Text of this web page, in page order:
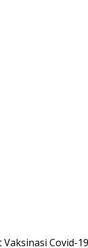
Covid-